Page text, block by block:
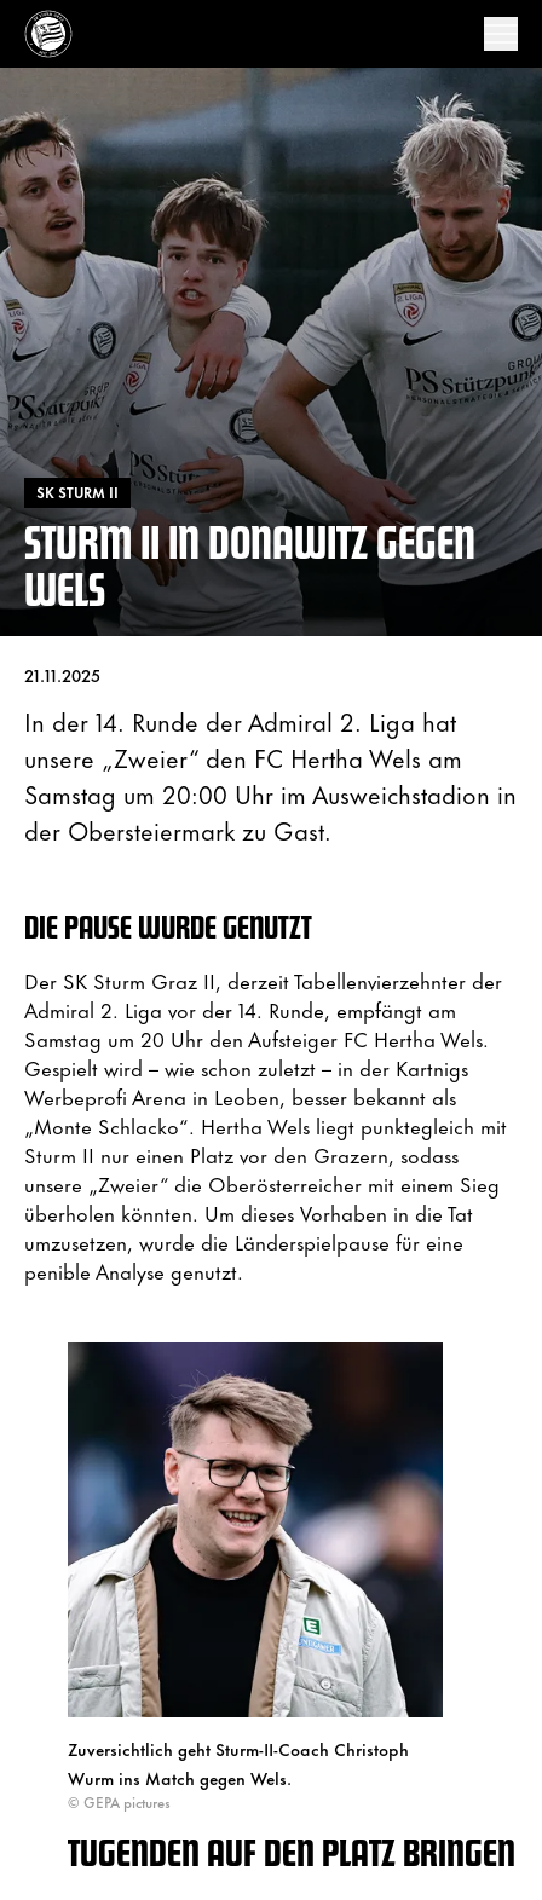
SK STURM II
STURM II IN DONAWITZ GEGEN
WELS
21.11.2025
In der 14. Runde der Admiral 2. Liga hat
unsere „Zweier“ den FC Hertha Wels am
Samstag um 20:00 Uhr im Ausweichstadion in
der Obersteiermark zu Gast.
DIE PAUSE WURDE GENUTZT
Der SK Sturm Graz II, derzeit Tabellenvierzehnter der
Admiral 2. Liga vor der 14. Runde, empfängt am
Samstag um 20 Uhr den Aufsteiger FC Hertha Wels.
Gespielt wird – wie schon zuletzt – in der Kartnigs
Werbeprofi Arena in Leoben, besser bekannt als
„Monte Schlacko“. Hertha Wels liegt punktegleich mit
Sturm II nur einen Platz vor den Grazern, sodass
unsere „Zweier“ die Oberösterreicher mit einem Sieg
überholen könnten. Um dieses Vorhaben in die Tat
umzusetzen, wurde die Länderspielpause für eine
penible Analyse genutzt.
Zuversichtlich geht Sturm-II-Coach Christoph
Wurm ins Match gegen Wels.
© GEPA pictures
TUGENDEN AUF DEN PLATZ BRINGEN